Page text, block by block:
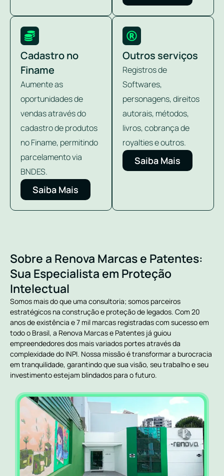
Cadastro no
Finame
Aumente as
oportunidades de
vendas através do
cadastro de produtos
no Finame, permitindo
parcelamento via
BNDES.
Saiba Mais
Outros serviços
Registros de
Softwares,
personagens, direitos
autorais, métodos,
livros, cobrança de
royalties e outros.
Saiba Mais
Sobre a Renova Marcas e Patentes:
Sua Especialista em Proteção
Intelectual
Somos mais do que uma consultoria; somos parceiros
estratégicos na construção e proteção de legados. Com 20
anos de existência e 7 mil marcas registradas com sucesso em
todo o Brasil, a Renova Marcas e Patentes já guiou
empreendedores dos mais variados portes através da
complexidade do INPI. Nossa missão é transformar a burocracia
em tranquilidade, garantindo que sua visão, seu trabalho e seu
investimento estejam blindados para o futuro.